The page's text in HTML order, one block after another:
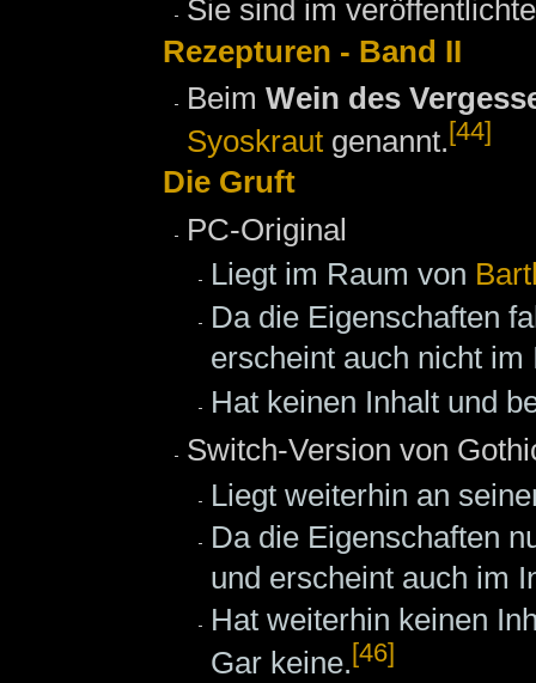
Sie sind im
Rezepturen - Band II
Beim Wein des
Syoskraut genannt.[44]
Die Gruft
PC-Original
Liegt im Raum von
Da die Eigenschaften
erscheint auch nicht im
Hat keinen Inhalt und
Switch-Version von
Liegt weiterhin an
Da die Eigenschaften
und erscheint auch im
Hat weiterhin keinen
Gar keine. [46]